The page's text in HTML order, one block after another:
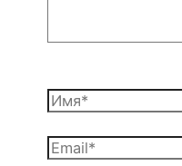
Имя*
Email*